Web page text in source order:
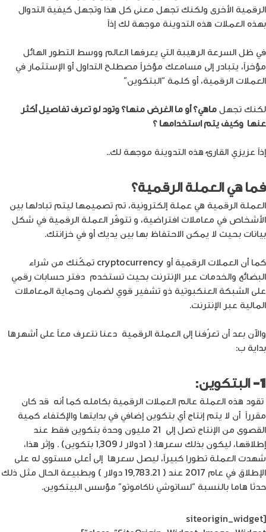
الرقمية الأخرى ولكنك تجهل معنى كل هذا وتجهل كيفية التدوال
بهذه العملات هذه التدوينة موجهة لك إذاً
في ظل السرعة الرهيبة التي يعرفها العالم ووسط التطور الهائل
مؤخراً، يتبادر إلى مسامعك مؤخراً مصطلح التداول أو الإستثمار في
العملات الرقمية، أو كلمة “البتكوين”
لكنك تجهلماهي؟ أو ما الغرض منها؟ وتود لو تعرف تفاصيل أكثر
عنها وكيف يتم استخدامها ؟
إذاً عزيزي القارئ هذه التدوينة موجهة لك..
فما هي العملة الرقمية؟
العملة الرقمية هي عملة إلكترونية، تم تصميمها ليتم تبادلها بين
الأشخاص في معاملات افتراضية، و تتوفّر العملة الرقمية في شكل
بيانات بحيث لا يمكن الاحتفاظ بها بين يديك أو في خزانتك.
كما أن العملات الرقمية أو cryptocurrency تمكّنك من شراء
البضائع والخدمات عبر الإنترنت بحيث تستخدم دفتر حسابات رقمي
على الشبكة العنكبوتية ذو تشفير قوي لضمان وحماية المعاملات
المالية عبر الإنترنت.
والآن بعد أن تعرّفنا إلى العملة الرقمية دعنا نتعرف معاً على أشهرها
بداية ب:
1- البتكوين :
تقود هذه العملة عالم العملات الرقمية بكامله كما أنه قد كان
مقرراً أن لا يتم إنتاج أي بتكوين إضافي في بدايتها والإكتفاء كمية
القصوى من الإنتاج تصل إلى 21 مليون وحدة بتكوين فقط عند
إطلاقها، ليكون بذلك سعرها: ( 1دولار لـ 1,309 بتكوين) . وإثر هذا،
شهدت العملة تطورا كبيراً، ليصل سعرها إلى أعلى مستوى له على
الإطلاق في عام 2017 عند ( 19,783.21 دولار ) وبطبيعة الحال مثل ذلك
حدثا هاما بالنسبة “لساتوشي ناكاموتو” مؤسس البيتكوين.
[siteorigin_widget